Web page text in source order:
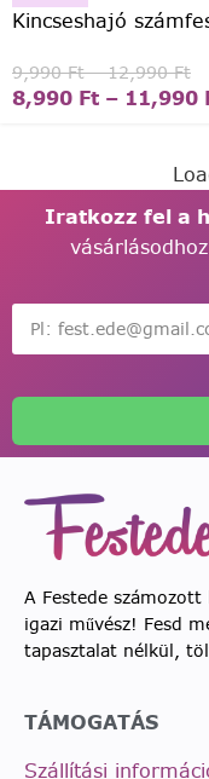
Kincseshajó
9,990Ft – 12,990Ft
8,990 Ft – 11,990
Iratkozz fel a
A Festede
igazi művész! Fesd
tapasztalat nélkül,
TÁMOGATÁS
Szállítási